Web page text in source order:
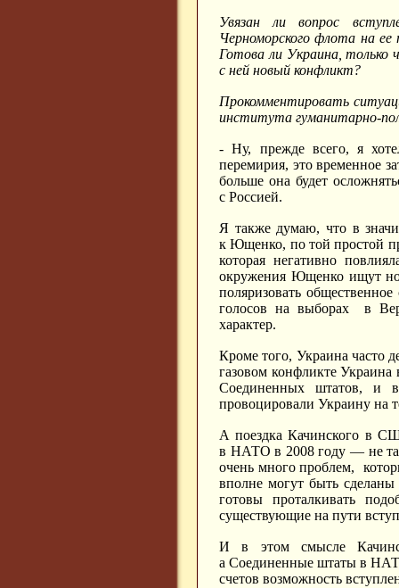
Увязан ли вопрос
Черноморского флота на
Готова ли Украина, только
с ней новый конфликт?
Прокомментировать
института гуманитарно-
- Ну, прежде всего, я
перемирия, это временное
больше она будет
с Россией.
Я также думаю, что в
к Ющенко, по той простой
которая негативно
окружения Ющенко ищут
поляризовать
голосов на выборах
в
характер.
Кроме того, Украина часто
газовом конфликте Украина
Соединенных штатов, и
провоцировали Украину на
А поездка Качинского в
в НАТО в 2008 году — не
очень много проблем,
вполне могут быть
готовы проталкивать
существующие на пути
И в этом смысле
а Соединенные штаты в
счетов возможность